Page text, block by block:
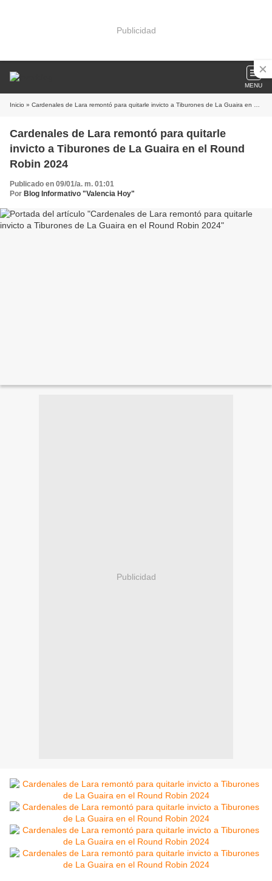
Publicidad
MENU
Inicio » Cardenales de Lara remontó para quitarle invicto a Tiburones de La Guaira en el Round Robin 2024
Cardenales de Lara remontó para quitarle
invicto a Tiburones de La Guaira en el Round
Robin 2024
Publicado en 09/01/a. m. 01:01
Por Blog Informativo "Valencia Hoy"
Publicidad